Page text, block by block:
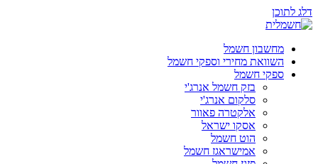
דלג לתוכן
מחשבון חשמל
השוואת מחירי וספקי חשמל
ספקי חשמל
בזק חשמל אנרג'י
סלקום אנרג'י
אלקטרה פאוור
אסקו ישראל
הוט חשמל
אמישראגז חשמל